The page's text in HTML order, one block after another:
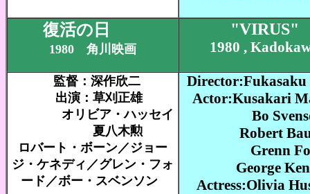
復活の日
1980 角川映画
"VIRUS"
1980 ,
監督：深作欣二
出演：草刈正雄
オリビア・ハッセイ
夏八木勲
ロバート・ボーン／ジョー
ジ・ケネディ／グレン・フォ
ード／ボー・スベンソン
Actor:Kusakari
Bo
Robert
Grenn
George
Actress:Olivia